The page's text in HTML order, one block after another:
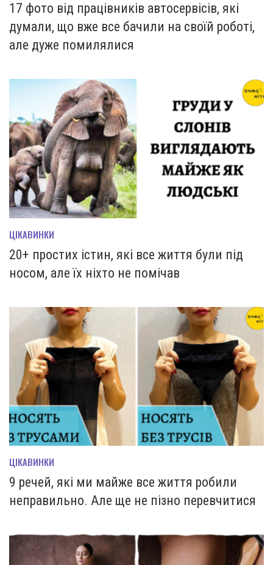
17 фото від працівників автосервісів, які
думали, що вже все бачили на своїй роботі,
але дуже помилялися
ЦІКАВИНКИ
20+ простих істин, які все життя були під
носом, але їх ніхто не помічав
ЦІКАВИНКИ
9 речей, які ми майже все життя робили
неправильно. Але ще не пізно перевчитися